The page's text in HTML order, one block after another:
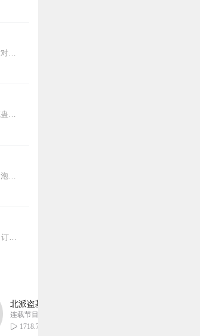
【内容简介】灾变过后，大地满目疮痍。粮食匮乏，资源紧俏，局势混乱……一位从待规划区杀出来的青年，背对着漫天黄沙，孤身来到九区谋生，却不曾想偶然结识三五好友，一念...
内容简介【黑暗文反派流封神之作】人是万物之灵，蛊是天地真精。一个穿越者不断重生的故事。一个养蛊、炼蛊、用蛊的奇特世界。配音组（男角色）老宝玉旁白...
【冒泡有奖】听说杨千幻那厮要与我一较高下，我许七安要开始装叉了！快进入声音播放页戳下方输入框，冒个泡偷偷告诉我，我要用哪些诗词才能胜过他？说得好的，有赏！202...
>>更多好听不套路的燃情有声剧，尽在燃番啦剧场↓年度重磅推荐本专辑为VIP免费专辑每天上午10点5集更新，订阅可以听到最新内容哦！每周抽一个专辑五星优质评论送...
北派盗墓笔记丨头陀渊出品丨悬疑灵异丨摸金校尉
连载节目超五百集
1718.79万